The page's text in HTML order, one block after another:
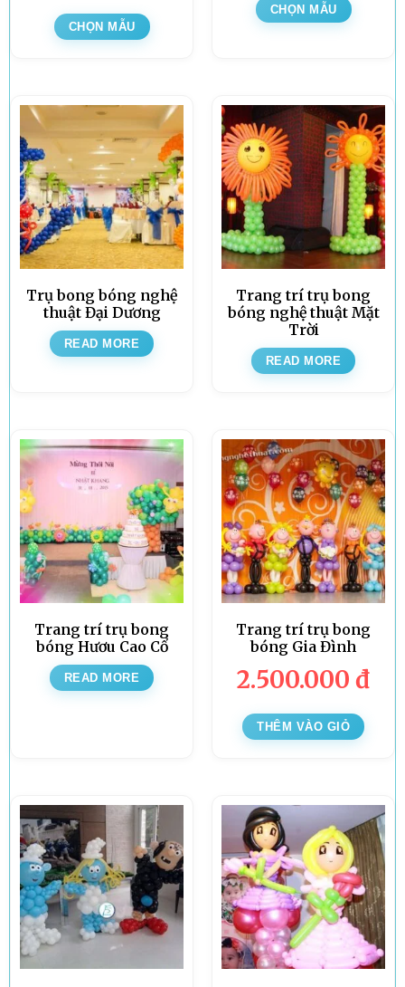
CHỌN MẪU
CHỌN MẪU
Trụ bong bóng nghệ
thuật Đại Dương
READ MORE
Trang trí trụ bong
bóng nghệ thuật Mặt
Trời
READ MORE
Trang trí trụ bong
bóng Hươu Cao Cổ
READ MORE
Trang trí trụ bong
bóng Gia Đình
2.500.000 đ
THÊM VÀO GIỎ